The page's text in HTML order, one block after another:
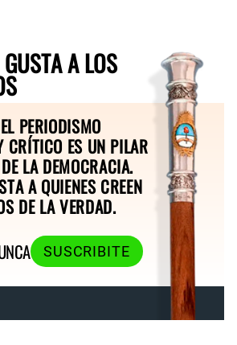
A LOS
PERIODISMO
CRÍTICO ES UN PILAR
LA DEMOCRACIA.
A QUIENES CREEN
DE LA VERDAD.
SUSCRIBITE